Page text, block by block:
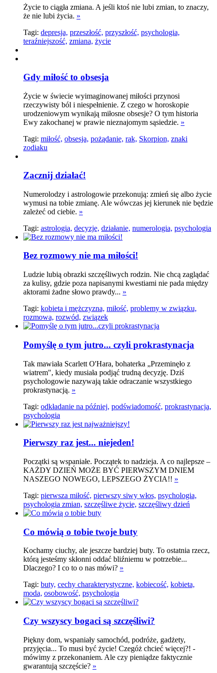
Życie to ciągła zmiana. A jeśli ktoś nie lubi zmian, to znaczy,
że nie lubi życia. »
Tagi: depresja, przeszłość, przyszłość, psychologia,
teraźniejszość, zmiana, życie
Gdy miłość to obsesja
Życie w świecie wyimaginowanej miłości przynosi
rzeczywisty ból i niespełnienie. Z czego w horoskopie
urodzeniowym wynikają miłosne obsesje? O tym historia
Ewy zakochanej w prawie nieznajomym sąsiedzie. »
Tagi: miłość, obsesja, pożądanie, rak, Skorpion, znaki
zodiaku
Zacznij działać!
Numerolodzy i astrologowie przekonują: zmień się albo życie
wymusi na tobie zmianę. Ale wówczas jej kierunek nie będzie
zależeć od ciebie. »
Tagi: astrologia, decyzje, działanie, numerologia, psychologia
Bez rozmowy nie ma miłości!
Ludzie lubią obrazki szczęśliwych rodzin. Nie chcą zaglądać
za kulisy, gdzie poza napisanymi kwestiami nie pada między
aktorami żadne słowo prawdy... »
Tagi: kobieta i mężczyzna, miłość, problemy w związku,
rozmowa, rozwód, związek
Pomyślę o tym jutro... czyli prokrastynacja
Tak mawiała Scarlett O'Hara, bohaterka „Przeminęło z
wiatrem", kiedy musiała podjąć trudną decyzję. Dziś
psychologowie nazywają takie odraczanie wszystkiego
prokrastynacją. »
Tagi: odkładanie na później, podświadomość, prokrastynacja,
psychologia
Pierwszy raz jest... niejeden!
Początki są wspaniałe. Początek to nadzieja. A co najlepsze –
KAŻDY DZIEŃ MOŻE BYĆ PIERWSZYM DNIEM
NASZEGO NOWEGO, LEPSZEGO ŻYCIA!! »
Tagi: pierwsza miłość, pierwszy siwy włos, psychologia,
psychologia zmian, szczęśliwe życie, szczęśliwy dzień
Co mówią o tobie twoje buty
Kochamy ciuchy, ale jeszcze bardziej buty. To ostatnia rzecz,
którą jesteśmy skłonni oddać bliźniemu w potrzebie...
Dlaczego? I co to o nas mówi? »
Tagi: buty, cechy charakterystyczne, kobiecość, kobieta,
moda, osobowość, psychologia
Czy wszyscy bogaci są szczęśliwi?
Piękny dom, wspaniały samochód, podróże, gadżety,
przyjęcia... To musi być życie! Czegóż chcieć więcej?! -
mówimy z przekonaniem. Ale czy pieniądze faktycznie
gwarantują szczęście? »